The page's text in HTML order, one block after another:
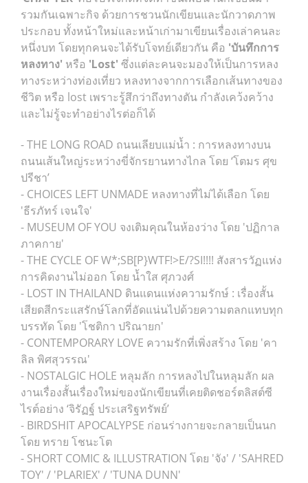
รวมกันเฉพาะกิจ ด้วยการชวนนักเขียนและนักวาดภาพ
ประกอบ ทั้งหน้าใหม่และหน้าเก่ามาเขียนเรื่องเล่าคนละ
หนึ่งบท โดยทุกคนจะได้รับโจทย์เดียวกัน คือ 'บันทึกการ
หลงทาง' หรือ 'Lost' ซึ่งแต่ละคนจะมองให้เป็นการหลง
ทางระหว่างท่องเที่ยว หลงทางจากการเลือกเส้นทางของ
ชีวิต หรือ lost เพราะรู้สึกว่าถึงทางตัน กำลังเคว้งคว้าง
และไม่รู้จะทำอย่างไรต่อก็ได้
- THE LONG ROAD ถนนเลียบแม่น้ำ : การหลงทางบน
ถนนเส้นใหญ่ระหว่างขี่จักรยานทางไกล โดย ‘โตมร ศุข
ปรีชา’
- CHOICES LEFT UNMADE หลงทางที่ไม่ได้เลือก โดย
'ธีรภัทร์ เจนใจ'
- MUSEUM OF YOU จงเติมคุณในห้องว่าง โดย 'ปฏิกาล
ภาคกาย'
- THE CYCLE OF W*;SB[P}WTF!>E/?SI!!!! สังสารวัฏแห่ง
การคิดงานไม่ออก โดย น้ำใส ศุภวงศ์
- LOST IN THAILAND ดินแดนแห่งความรักษ์ : เรื่องสั้น
เสียดสีกระแสรักษ์โลกที่อัดแน่นไปด้วยความตลกแทบทุก
บรรทัด โดย 'โชติกา ปริณายก'
- CONTEMPORARY LOVE ความรักที่เพิ่งสร้าง โดย 'คา
ลิล พิศสุวรรณ'
- NOSTALGIC HOLE หลุมลัก การหลงไปในหลุมลัก ผล
งานเรื่องสั้นเรื่องใหม่ของนักเขียนที่เคยติดชอร์ตลิสต์ซี
ไรต์อย่าง ‘จิรัฏฐ์ ประเสริฐทรัพย์’
- BIRDSHIT APOCALYPSE ก่อนร่างกายจะกลายเป็นนก
โดย ทราย โชนะโต
- SHORT COMIC & ILLUSTRATION โดย 'จัง' / 'SAHRED
TOY' / 'PLARIEX' / 'TUNA DUNN'